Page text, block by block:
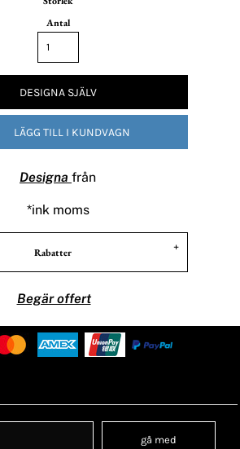
Antal
DESIGNA SJÄLV
LÄGG TILL I KUNDVAGN
Designa från
*ink moms
Rabatter
Begär offert
gå med